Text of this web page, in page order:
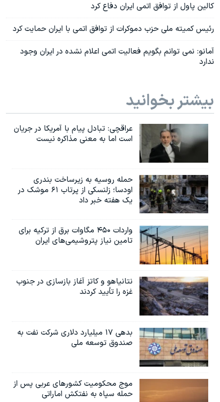
کالین پاول از توافق اتمی ایران دفاع کرد
رئیس کمیته ملی حزب دموکرات از توافق اتمی با ایران حمایت کرد
آمانو: نمی توانم بگویم فعالیت اتمی اعلام نشده در ایران وجود
ندارد
بیشتر بخوانید
عراقچی: تبادل پیام با آمریکا در جریان
است اما به معنی مذاکره نیست
حمله روسیه به زیرساخت بندری
اودسا؛ زلنسکی از پرتاب ۶۱ موشک در
یک هفته خبر داد
واردات ۴۵۰ مگاوات برق از ترکیه برای
تامین نیاز پتروشیمی‌های ایران
نتانیاهو و کاتز آغاز بازسازی در جنوب
غزه را تأیید کردند
بدهی ۱۷ میلیارد دلاری شرکت نفت به
صندوق توسعه ملی
موج محکومیت کشورهای عربی پس از
حمله سپاه به نفتکش اماراتی